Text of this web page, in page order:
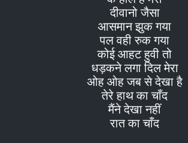
दीवानो जैसा
आसमान झुक गया
पल वही रुक गया
कोई आहट हुवी तो
धड़कने लगा दिल मेरा
ओह ओह जब से देखा है
तेरे हाथ का चाँद
मैंने देखा नहीं
रात का चाँद